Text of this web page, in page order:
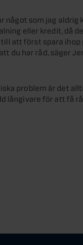
något som jag aldrig
eller kredit, då
att först spara ihop
du har råd, säger
problem är det
långivare för att få